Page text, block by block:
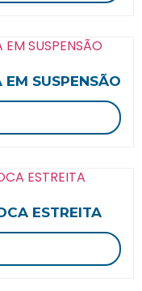
SUSPENSÃO
ESTREITA